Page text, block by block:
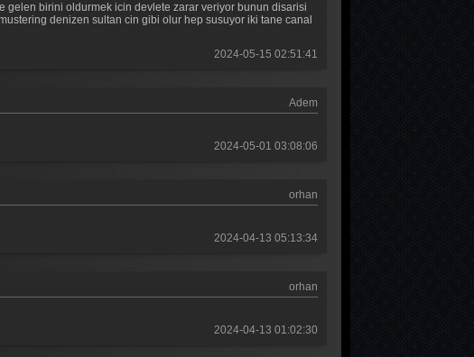
Mehmed Fetihler Sultanı 24. Bölüm
Mehmed Fetihler Sultanı 20. Bölüm
Mehmed Fetihler Sultanı 18. Bölüm
Mehmed Fetihler Sultanı 17. Bölüm
Mehmed Fetihler Sultanı 15. Bölüm
Mehmed Fetihler Sultanı 14. Bölüm
birini oldurmek icin devlete zarar veriyor bunun disarisi
denizen sultan cin gibi olur hep susuyor iki tane canal
2024-05-15 02:51:41
Adem
2024-05-01 03:08:06
orhan
2024-04-13 05:13:34
orhan
2024-04-13 01:02:30